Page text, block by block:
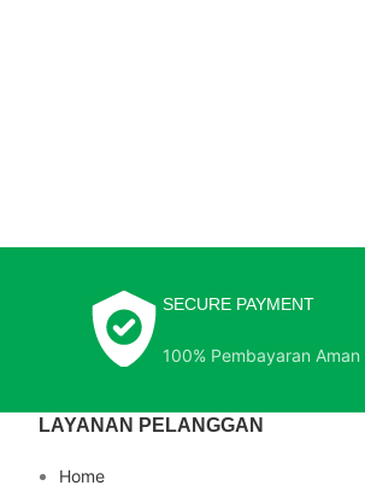
SECURE PAYMENT
100% Pembayaran Aman
LAYANAN PELANGGAN
Home